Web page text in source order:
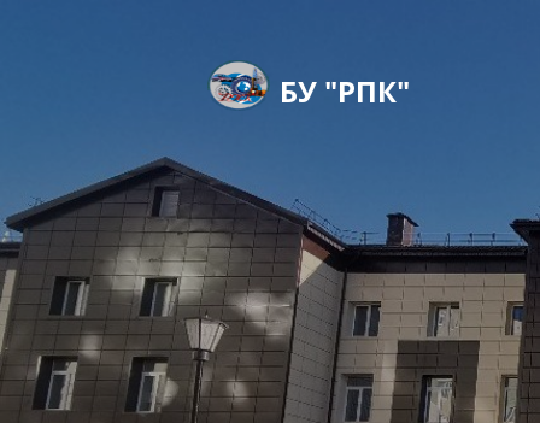
БУ "РПК"